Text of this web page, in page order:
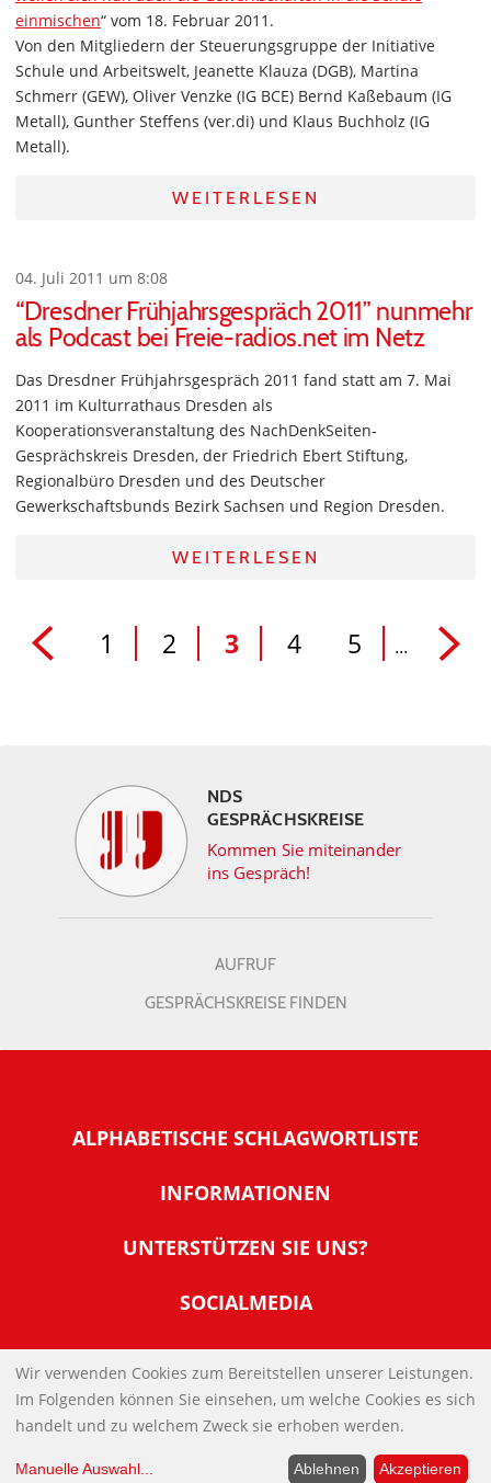
einmischen“ vom 18. Februar 2011.
Von den Mitgliedern der Steuerungsgruppe der Initiative
Schule und Arbeitswelt, Jeanette Klauza (DGB), Martina
Schmerr (GEW), Oliver Venzke (IG BCE) Bernd Kaßebaum (IG
Metall), Gunther Steffens (ver.di) und Klaus Buchholz (IG
Metall).
WEITERLESEN
04. Juli 2011 um 8:08
“Dresdner Frühjahrsgespräch 2011” nunmehr
als Podcast bei Freie-radios.net im Netz
Das Dresdner Frühjahrsgespräch 2011 fand statt am 7. Mai
2011 im Kulturrathaus Dresden als
Kooperationsveranstaltung des NachDenkSeiten-
Gesprächskreis Dresden, der Friedrich Ebert Stiftung,
Regionalbüro Dresden und des Deutscher
Gewerkschaftsbunds Bezirk Sachsen und Region Dresden.
WEITERLESEN
1 2 3 4 5 ...
NDS
GESPRÄCHSKREISE
Kommen Sie miteinander
ins Gespräch!
AUFRUF
GESPRÄCHSKREISE FINDEN
ALPHABETISCHE SCHLAGWORTLISTE
INFORMATIONEN
Warum NachDenkSeiten
Tipps zur Nutzung der NachDenkSeiten
Banner und E-Mail-Signaturen
Links
Kontakt
Impressum
UNTERSTÜTZEN SIE UNS?
Werden Sie Fördermitglied
Spenden Sie Online
SOCIALMEDIA
IMPRESSUM
DATENSCHUTZERKLÄRUNG
Wir verwenden Cookies zum Bereitstellen unserer Leistungen.
Im Folgenden können Sie einsehen, um welche Cookies es sich
handelt und zu welchem Zweck sie erhoben werden.
Manuelle Auswahl... Ablehnen Akzeptieren